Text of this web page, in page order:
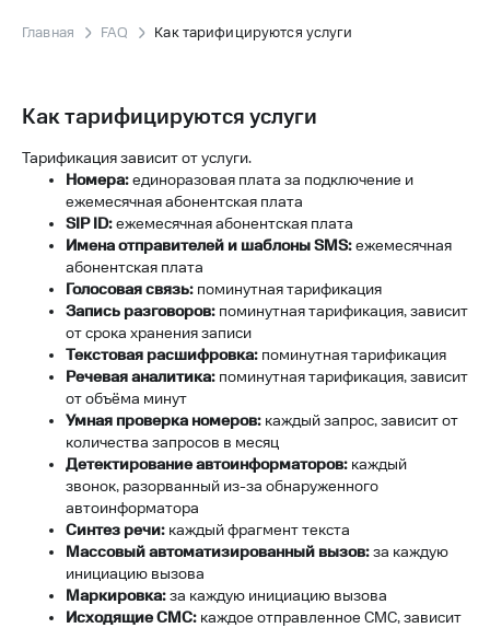
Главная FAQ Как тарифицируются услуги
Как тарифицируются услуги
Тарификация зависит от услуги.
Номера:единоразовая плата за подключение и
ежемесячная абонентская плата
SIP ID:ежемесячная абонентская плата
Имена отправителей и шаблоны SMS:ежемесячная
абонентская плата
Голосовая связь: поминутная тарификация
Запись разговоров: поминутная тарификация, зависит
от срока хранения записи
Текстовая расшифровка: поминутная тарификация
Речевая аналитика: поминутная тарификация, зависит
от объёма минут
Умная проверка номеров: каждый запрос, зависит от
количества запросов в месяц
Детектирование автоинформаторов: каждый
звонок, разорванный из-за обнаруженного
автоинформатора
Синтез речи: каждый фрагмент текста
Массовый автоматизированный вызов:за каждую
инициацию вызова
Маркировка:за каждую инициацию вызова
Исходящие СМС: каждое отправленное СМС, зависит